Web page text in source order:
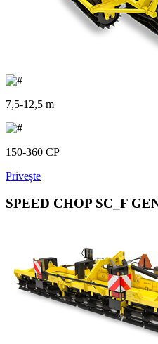
7,5-12,5 m
150-360 CP
Privește
SPEED CHOP SC_F